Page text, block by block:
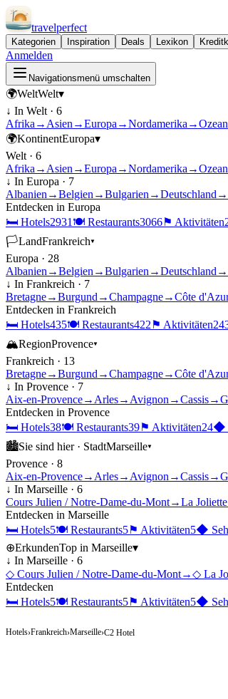
travelperfect
Kategorien Inspiration Deals Lexikon
Anmelden
Navigationsmenü umschalten
🌍WeltWelt▾
↓ In Welt · 6
Afrika → Asien →Europa →Nordamerika →
🌍KontinentEuropa▾
Welt · 6
Afrika → Asien →Europa →Nordamerika →
↓ In Europa · 7
Albanien →Belgien →Bulgarien →Deutschland →
Entdecken in Europa
🛏 Hotels2931 🍽 Restaurants3066⚑ Aktivitäten
🏳LandFrankreich▾
Europa · 28
Albanien →Belgien →Bulgarien →Deutschland →
↓ In Frankreich · 7
Bretagne→Burgund →Champagne→Côte
Entdecken in Frankreich
🛏 Hotels435🍽 Restaurants422⚑ Aktivitäten
🏔RegionProvence▾
Frankreich · 13
Bretagne→Burgund →Champagne→Côte
↓ In Provence · 7
Aix-en-Provence→ Arles→ Avignon →Cassis→
Entdecken in Provence
🛏 Hotels38🍽 Restaurants39⚑ Aktivitäten24◆
🏙Sie sind hier · StadtMarseille▾
Provence · 8
Aix-en-Provence→ Arles→ Avignon →Cassis→
↓ In Marseille · 6
Cours Julien / Notre-Dame-du-Mont→La Joliette
Entdecken in Marseille
🛏 Hotels5🍽 Restaurants5⚑ Aktivitäten5◆
⊕ErkundenTop in Marseille▾
↓ In Marseille · 6
◇ Cours Julien / Notre-Dame-du-Mont→◇ La
Entdecken
🛏 Hotels5🍽 Restaurants5⚑ Aktivitäten5◆
Hotels›Frankreich›Marseille›C2 Hotel